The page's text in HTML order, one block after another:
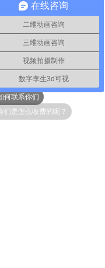
在线咨询
二维动画咨询
三维动画咨询
视频拍摄制作
数字孪生3d可视
们是怎么收费的呢？
何联系你们